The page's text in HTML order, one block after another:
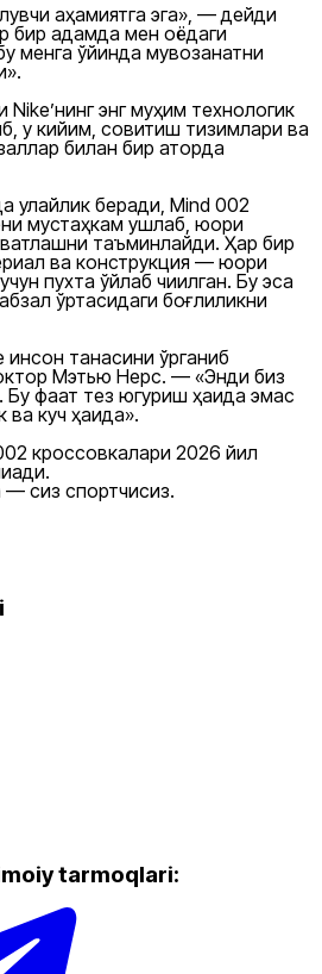
аҳамиятга эга», — дейди
қадамда мен оёқдаги
менга ўйинда мувозанатни
энг муҳим технологик
у кийим, совитиш тизимлари ва
билан бир қаторда
беради, Mind 002
мустаҳкам ушлаб, юқори
таъминлайди. Ҳар бир
ва конструкция — юқори
пухта ўйлаб чиқилган. Бу эса
ўртасидаги боғлиқликни
танасини ўрганиб
Мэтью Нерс. — «Энди биз
фақат тез югуриш ҳақида эмас
ва куч ҳақида».
кроссовкалари 2026 йил
— сиз спортчисиз.
tarmoqlari: